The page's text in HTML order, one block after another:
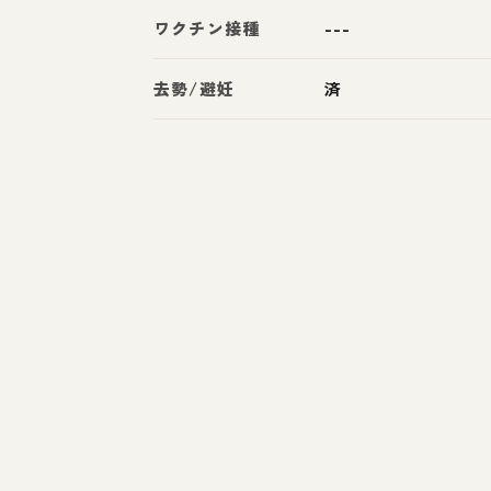
ワクチン接種 ---
去勢/避妊 済